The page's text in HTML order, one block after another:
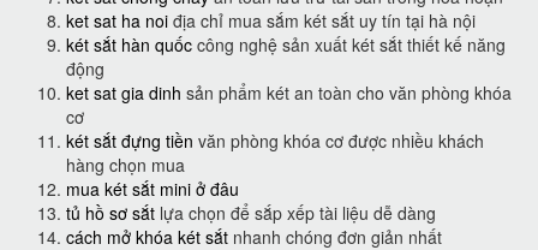
ket sat ha noi địa chỉ mua sắm két sắt uy tín tại hà nội
két sắt hàn quốc công nghệ sản xuất két sắt thiết kế năng
động
ket sat gia dinh sản phẩm két an toàn cho văn phòng khóa
cơ
két sắt đựng tiền văn phòng khóa cơ được nhiều khách
hàng chọn mua
mua két sắt mini ở đâu
tủ hồ sơ sắt lựa chọn để sắp xếp tài liệu dễ dàng
cách mở khóa két sắt nhanh chóng đơn giản nhất